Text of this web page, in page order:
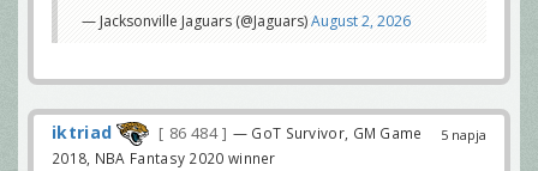
— Jacksonville Jaguars (@Jaguars)August 2, 2026
5 napja
iktriad 86 484
— GoT Survivor, GM Game
2018, NBA Fantasy 2020 winner